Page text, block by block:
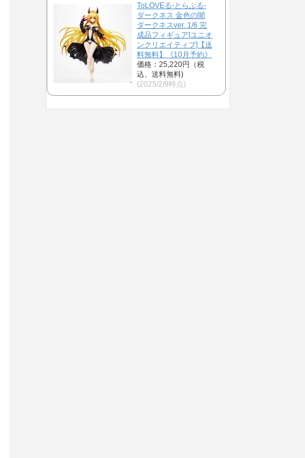
ToLOVEる-とらぶる-
ダークネス 金色の闇
ダークネスver. 1/6 完
成品フィギュア[ユニオ
ンクリエイティブ]【送
料無料】《10月予約》
価格：25,220円（税
込、送料無料)
(2025/2/9時点)